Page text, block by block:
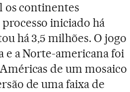
os continentes
iniciado há
há 3,5 milhões. O jogo
e a Norte-americana foi
de um mosaico
de uma faixa de